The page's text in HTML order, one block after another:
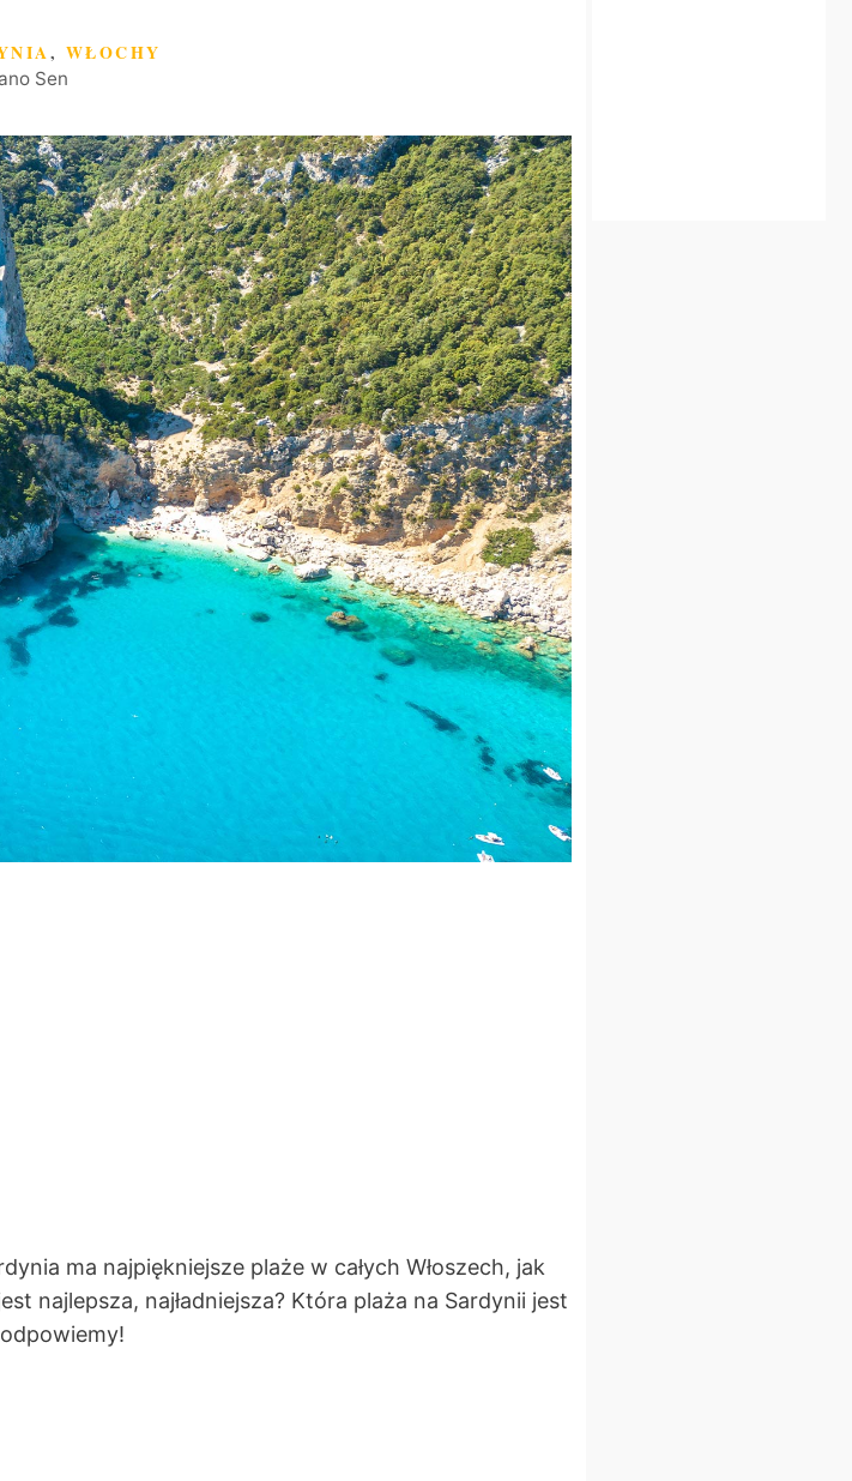
, WŁOCHY
Sen
ma najpiękniejsze plaże w całych Włoszech, jak
najlepsza, najładniejsza? Która plaża na Sardynii jest